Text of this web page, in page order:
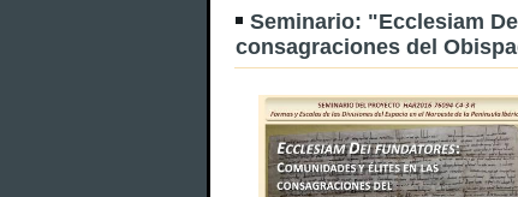
Seminario: "Ecclesiam
consagraciones del